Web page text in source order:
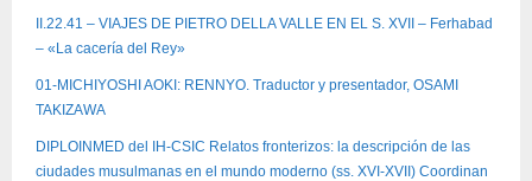
II.22.41 – VIAJES DE PIETRO DELLA VALLE EN EL S. XVII – Ferhabad
– «La cacería del Rey»
01-MICHIYOSHI AOKI: RENNYO. Traductor y presentador, OSAMI
TAKIZAWA
DIPLOINMED del IH-CSIC Relatos fronterizos: la descripción de las
ciudades musulmanas en el mundo moderno (ss. XVI-XVII) Coordinan